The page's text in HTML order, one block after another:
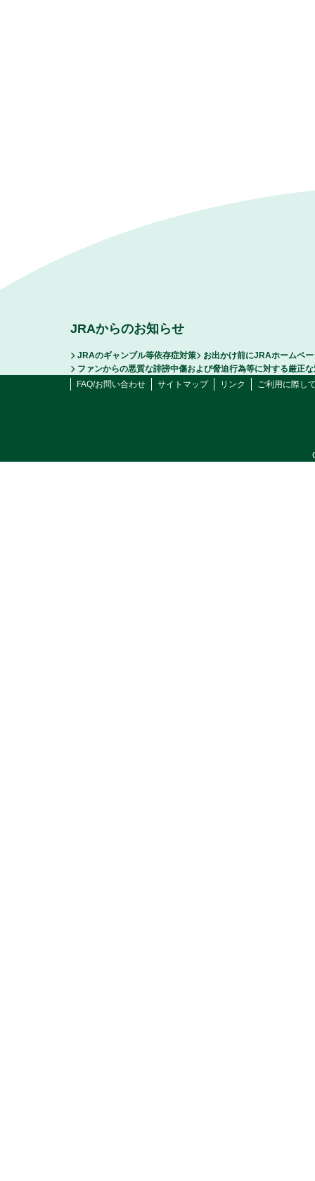
JRAからのお知らせ
JRAのギャンブル等依存症対策
お出かけ前にJRAホームペ
ファンからの悪質な誹謗中傷および脅迫行為等に対する厳正
FAQ/お問い合わせ
サイトマップ リンク ご利用に際し